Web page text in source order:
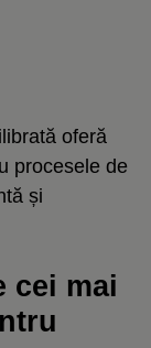
oferă
procesele de
și
cei mai